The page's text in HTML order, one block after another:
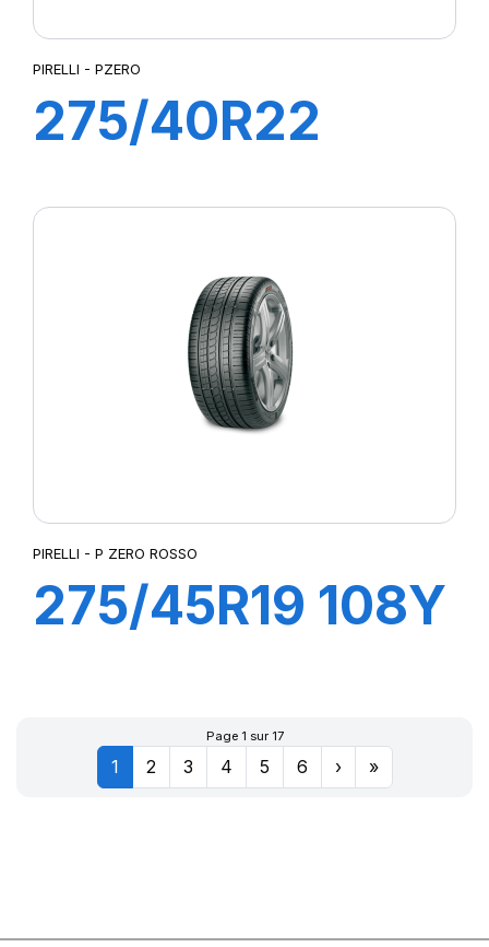
PIRELLI - PZERO
275/40R22
PIRELLI - P ZERO ROSSO
275/45R19 108Y
Page 1 sur 17
1 2 3 4 5 6 › »